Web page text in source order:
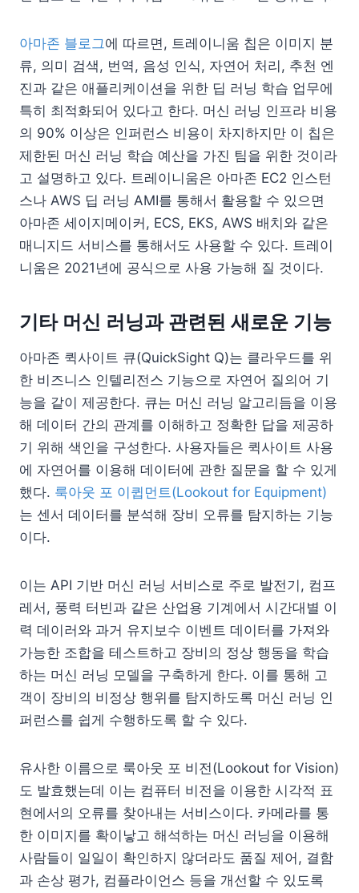
아마존 블로그에 따르면, 트레이니움 칩은 이미지 분
류, 의미 검색, 번역, 음성 인식, 자연어 처리, 추천 엔
진과 같은 애플리케이션을 위한 딥 러닝 학습 업무에
특히 최적화되어 있다고 한다. 머신 러닝 인프라 비용
의 90% 이상은 인퍼런스 비용이 차지하지만 이 칩은
제한된 머신 러닝 학습 예산을 가진 팀을 위한 것이라
고 설명하고 있다. 트레이니움은 아마존 EC2 인스턴
스나 AWS 딥 러닝 AMI를 통해서 활용할 수 있으면
아마존 세이지메이커, ECS, EKS, AWS 배치와 같은
매니지드 서비스를 통해서도 사용할 수 있다. 트레이
니움은 2021년에 공식으로 사용 가능해 질 것이다.
기타 머신 러닝과 관련된 새로운 기능
아마존 퀵사이트 큐(QuickSight Q)는 클라우드를 위
한 비즈니스 인텔리전스 기능으로 자연어 질의어 기
능을 같이 제공한다. 큐는 머신 러닝 알고리듬을 이용
해 데이터 간의 관계를 이해하고 정확한 답을 제공하
기 위해 색인을 구성한다. 사용자들은 퀵사이트 사용
에 자연어를 이용해 데이터에 관한 질문을 할 수 있게
했다. 룩아웃 포 이큅먼트(Lookout for Equipment)
는 센서 데이터를 분석해 장비 오류를 탐지하는 기능
이다.
이는 API 기반 머신 러닝 서비스로 주로 발전기, 컴프
레서, 풍력 터빈과 같은 산업용 기계에서 시간대별 이
력 데이러와 과거 유지보수 이벤트 데이터를 가져와
가능한 조합을 테스트하고 장비의 정상 행동을 학습
하는 머신 러닝 모델을 구축하게 한다. 이를 통해 고
객이 장비의 비정상 행위를 탐지하도록 머신 러닝 인
퍼런스를 쉽게 수행하도록 할 수 있다.
유사한 이름으로 룩아웃 포 비전(Lookout for Vision)
도 발효했는데 이는 컴퓨터 비전을 이용한 시각적 표
현에서의 오류를 찾아내는 서비스이다. 카메라를 통
한 이미지를 확이낳고 해석하는 머신 러닝을 이용해
사람들이 일일이 확인하지 않더라도 품질 제어, 결함
과 손상 평가, 컴플라이언스 등을 개선할 수 있도록